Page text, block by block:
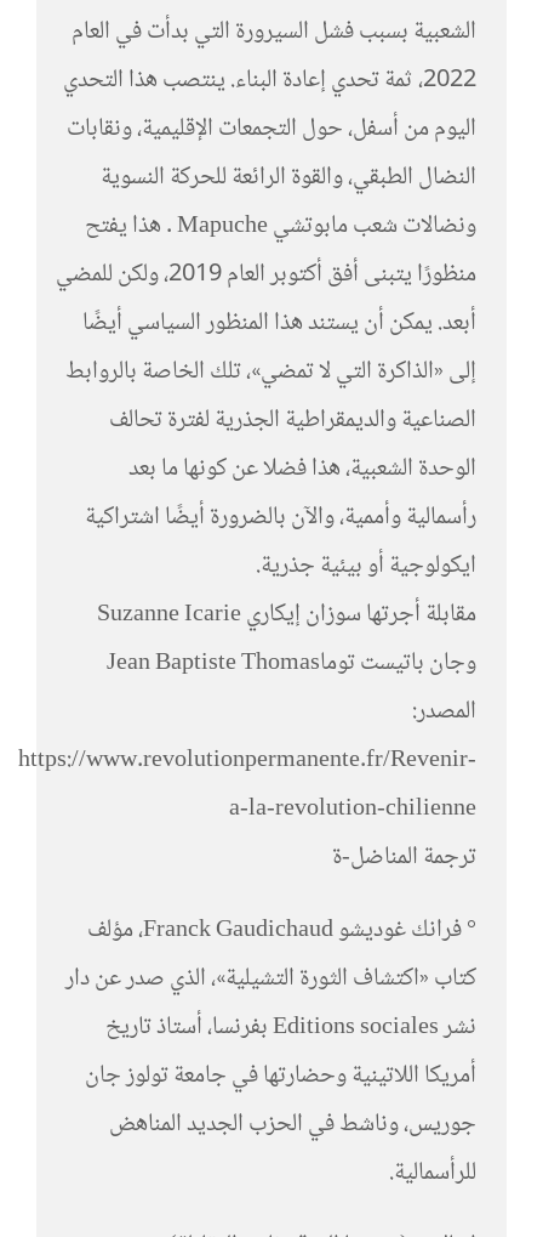
الشعبية بسبب فشل السيرورة التي بدأت في العام
2022، ثمة تحدي إعادة البناء. ينتصب هذا التحدي
اليوم من أسفل، حول التجمعات الإقليمية، ونقابات
النضال الطبقي، والقوة الرائعة للحركة النسوية
ونضالات شعب مابوتشي Mapuche . هذا يفتح
منظورًا يتبنى أفق أكتوبر العام 2019، ولكن للمضي
أبعد. يمكن أن يستند هذا المنظور السياسي أيضًا
إلى «الذاكرة التي لا تمضي»، تلك الخاصة بالروابط
الصناعية والديمقراطية الجذرية لفترة تحالف
الوحدة الشعبية، هذا فضلا عن كونها ما بعد
رأسمالية وأممية، والآن بالضرورة أيضًا اشتراكية
ايكولوجية أو بيئية جذرية.
مقابلة أجرتها سوزان إيكاري Suzanne Icarie
وجان باتيست توماJean Baptiste Thomas
المصدر:
https://www.revolutionpermanente.fr/Revenir-
a-la-revolution-chilienne
ترجمة المناضل-ة
° فرانك غوديشو Franck Gaudichaud، مؤلف
كتاب «اكتشاف الثورة التشيلية»، الذي صدر عن دار
نشر Editions sociales بفرنسا، أستاذ تاريخ
أمريكا اللاتينية وحضارتها في جامعة تولوز جان
جوريس، وناشط في الحزب الجديد المناهض
للرأسمالية.